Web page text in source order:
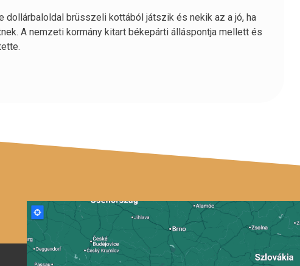
dollárbaloldal brüsszeli kottából játszik és nekik az a jó, ha
A nemzeti kormány kitart békepárti álláspontja mellett és